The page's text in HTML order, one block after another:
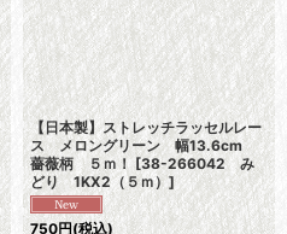
【日本製】ストレッチラッセルレー
ス メロングリーン 幅13.6cm
薔薇柄 ５ｍ！ [38-266042 み
どり 1KX2（５ｍ）]
750円(税込)